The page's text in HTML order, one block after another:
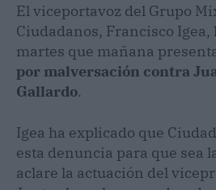
El viceportavoz del Grupo
Ciudadanos, Francisco
martes que mañana
por malversación contra
Gallardo.
Igea ha explicado que
esta denuncia para que sea
aclare la actuación del